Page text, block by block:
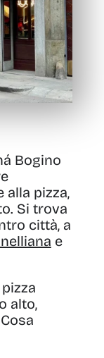
Bogino
alla pizza,
Si trova
città, a
e
alto,